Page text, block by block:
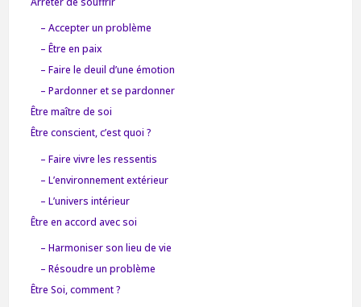
– Accepter un problème
– Être en paix
– Faire le deuil d’une émotion
– Pardonner et se pardonner
Être maître de soi
Être conscient, c’est quoi ?
– Faire vivre les ressentis
– L’environnement extérieur
– L’univers intérieur
Être en accord avec soi
– Harmoniser son lieu de vie
– Résoudre un problème
Être Soi, comment ?